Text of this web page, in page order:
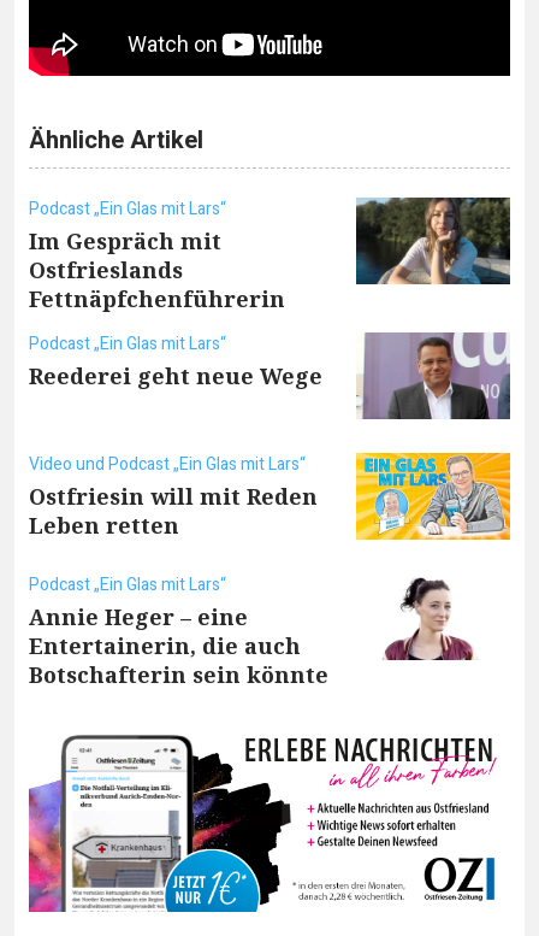
Ähnliche Artikel
Podcast „Ein Glas mit Lars“
Im Gespräch mit
Ostfrieslands
Fettnäpfchenführerin
Podcast „Ein Glas mit Lars“
Reederei geht neue Wege
Video und Podcast „Ein Glas mit Lars“
Ostfriesin will mit Reden
Leben retten
Podcast „Ein Glas mit Lars“
Annie Heger – eine
Entertainerin, die auch
Botschafterin sein könnte